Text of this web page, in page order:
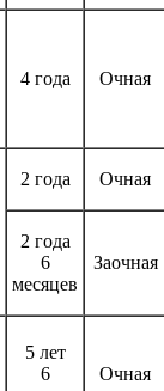
4 года Очная
2 года Очная
2 года
6
месяцев
Заочная
5 лет
6
Очная